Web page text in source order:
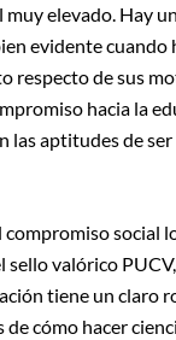
elevado. Hay
evidente cuando
respecto de sus
hacia la
las aptitudes de
compromiso social
sello valórico
tiene un claro
cómo hacer